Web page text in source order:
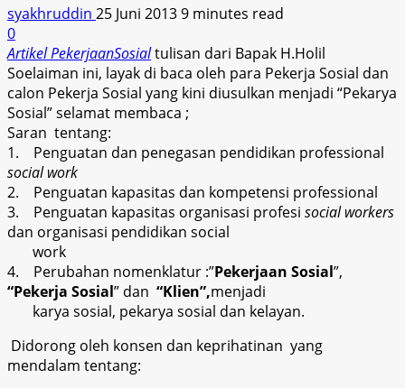
syakhruddin 25 Juni 20139 minutes read
0
Artikel PekerjaanSosialtulisan dari Bapak H.Holil
Soelaiman ini, layak di baca oleh para Pekerja Sosial dan
calon Pekerja Sosial yang kini diusulkan menjadi “Pekarya
Sosial” selamat membaca ;
Saran tentang:
1. Penguatan dan penegasan pendidikan professional
social work
2. Penguatan kapasitas dan kompetensi professional
3. Penguatan kapasitas organisasi profesi social workers
dan organisasi pendidikan social
work
4. Perubahan nomenklatur :”Pekerjaan Sosial”,
“Pekerja Sosial” dan “Klien”,menjadi
karya sosial, pekarya sosial dan kelayan.
Didorong oleh konsen dan keprihatinan yang
mendalam tentang: